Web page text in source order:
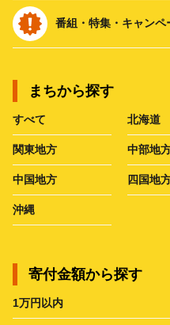
番組・特集・キャンペ
まちから探す
すべて 北海道
関東地方 中部地
中国地方 四国地
沖縄
寄付金額から探す
1万円以内